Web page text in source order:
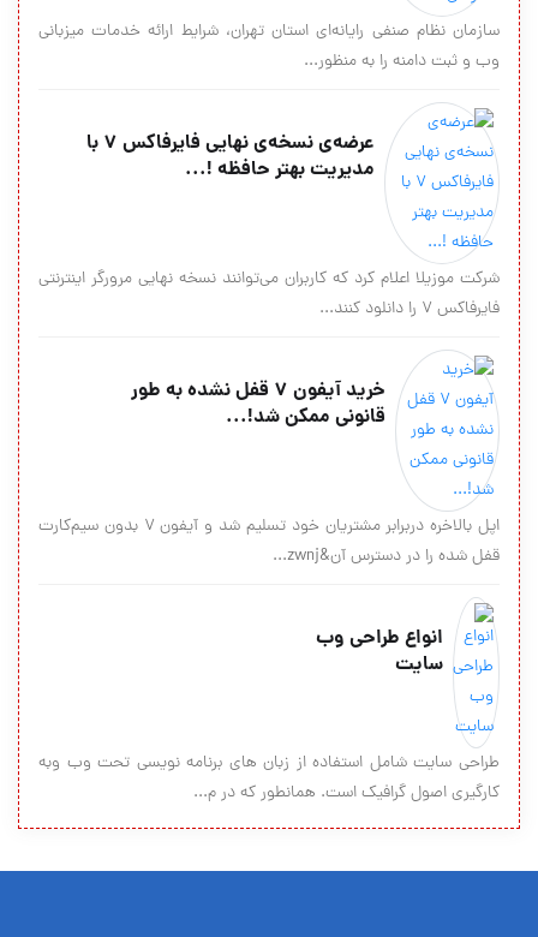
سازمان نظام صنفي رايانه‌اي استان تهران، شرايط ارائه خدمات ميزباني
وب و ثبت دامنه را به منظور...
عرضه‌ی نسخه‌ی نهایی فایرفاکس ۷ با
مدیریت بهتر حافظه !...
شرکت موزیلا اعلام کرد که کاربران می‌توانند نسخه نهایی مرورگر اینترنتی
فایرفاکس ۷ را دانلود کنند...
خرید آیفون 7 قفل نشده به طور
قانونی ممکن شد!...
اپل بالاخره دربرابر مشتریان خود تسلیم شد و آیفون ۷ بدون سیم‌کارت
قفل شده را در دسترس آن&zwnj...
انواع طراحی وب
سایت
طراحی سایت شامل استفاده از زبان های برنامه نویسی تحت وب وبه
کارگیری اصول گرافیک است. همانطور که در م...